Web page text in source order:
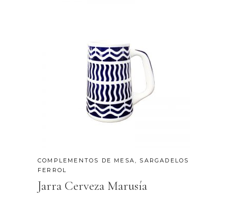
COMPLEMENTOS DE MESA, SARGADELOS
FERROL
Jarra Cerveza Marusía